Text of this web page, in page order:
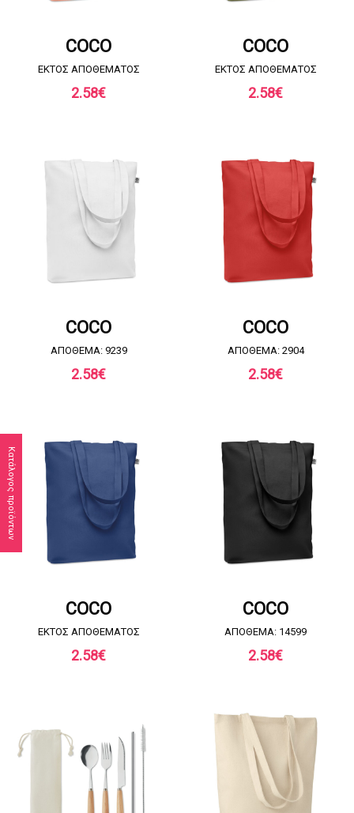
Κατάλογος προϊόντων
COCO
EKTOΣ ΑΠΟΘΕΜΑΤΟΣ
2.58€
COCO
EKTOΣ ΑΠΟΘΕΜΑΤΟΣ
2.58€
COCO
ΑΠΟΘΕΜΑ: 9239
2.58€
COCO
ΑΠΟΘΕΜΑ: 2904
2.58€
COCO
EKTOΣ ΑΠΟΘΕΜΑΤΟΣ
2.58€
COCO
ΑΠΟΘΕΜΑ: 14599
2.58€